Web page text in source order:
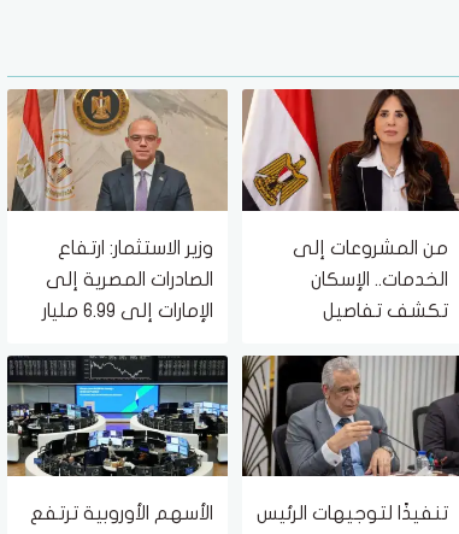
من المشروعات إلى
الخدمات.. الإسكان
تكشف تفاصيل
وزير الاستثمار: ارتفاع
الصادرات المصرية إلى
الإمارات إلى 6.99 مليار
تنفيذًا لتوجيهات الرئيس الأسهم الأوروبية ترتفع